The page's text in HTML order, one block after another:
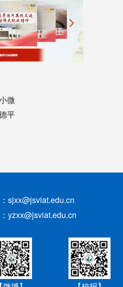
微
平
sjxx@jsviat.edu.cn
yzxx@jsviat.edu.cn